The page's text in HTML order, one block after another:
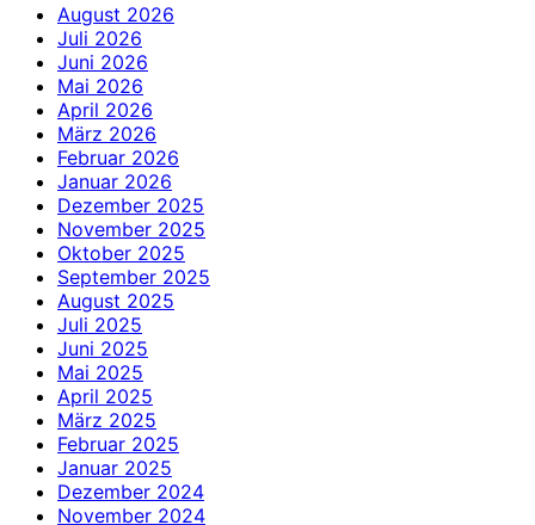
August 2026
Juli 2026
Juni 2026
Mai 2026
April 2026
März 2026
Februar 2026
Januar 2026
Dezember 2025
November 2025
Oktober 2025
September 2025
August 2025
Juli 2025
Juni 2025
Mai 2025
April 2025
März 2025
Februar 2025
Januar 2025
Dezember 2024
November 2024